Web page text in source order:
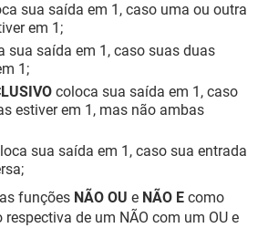
sua saída em 1, caso uma ou outra
em 1;
sua saída em 1, caso suas duas
1;
coloca sua saída em 1, caso
estiver em 1, mas não ambas
sua saída em 1, caso sua entrada
funções NÃO OU e NÃO E como
de um NÃO com um OU e